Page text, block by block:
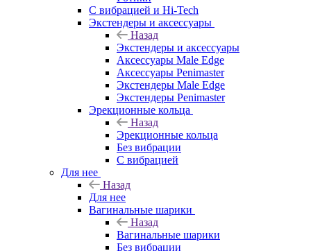
С вибрацией и Hi-Tech
Экстендеры и аксессуары
Назад
Экстендеры и аксессуары
Аксессуары Male Edge
Аксессуары Penimaster
Экстендеры Male Edge
Экстендеры Penimaster
Эрекционные кольца
Назад
Эрекционные кольца
Без вибрации
С вибрацией
Для нее
Назад
Для нее
Вагинальные шарики
Назад
Вагинальные шарики
Без вибрации